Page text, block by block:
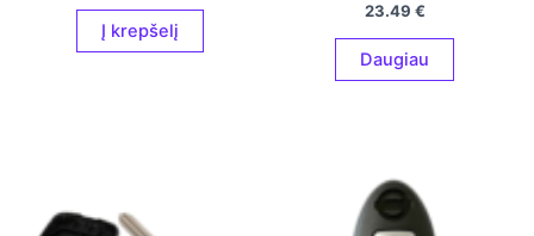
Į krepšelį
23.49 €
Daugiau